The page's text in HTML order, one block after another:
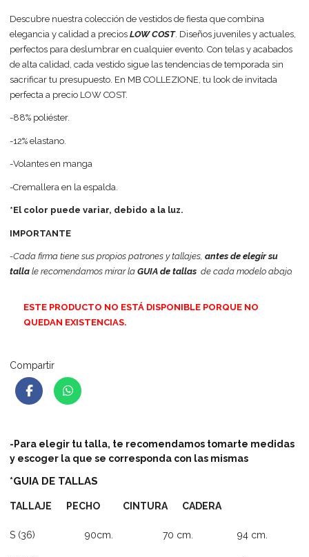
Descubre nuestra colección de vestidos de fiesta que combina
elegancia y calidad a preciosLOW COST. Diseños juveniles y actuales,
perfectos para deslumbrar en cualquier evento. Con telas y acabados
de alta calidad, cada vestido sigue las tendencias de temporada sin
sacrificar tu presupuesto. En MB COLLEZIONE, tu look de invitada
perfecta a precio LOW COST.
-88% poliéster.
-12% elastano.
-Volantes en manga
-Cremallera en la espalda.
*El color puede variar, debido a la luz.
IMPORTANTE
-Cada firma tiene sus propios patrones y tallajes,antes de elegir su
talla le recomendamos mirar laGUIA de tallas de cada modelo abajo.
ESTE PRODUCTO NO ESTÁ DISPONIBLE PORQUE NO
QUEDAN EXISTENCIAS.
Compartir
-Para elegir tu talla, te recomendamos tomarte medidas
y escoger la que se corresponda con las mismas
*GUIA DE TALLAS
TALLAJE PECHO CINTURA CADERA
S (36) 90cm. 70 cm. 94 cm.